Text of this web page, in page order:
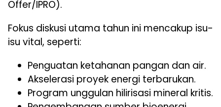
Offer/IPRO).
Fokus diskusi utama tahun ini mencakup isu-
isu vital, seperti:
Penguatan ketahanan pangan dan air.
Akselerasi proyek energi terbarukan.
Program unggulan hilirisasi mineral kritis.